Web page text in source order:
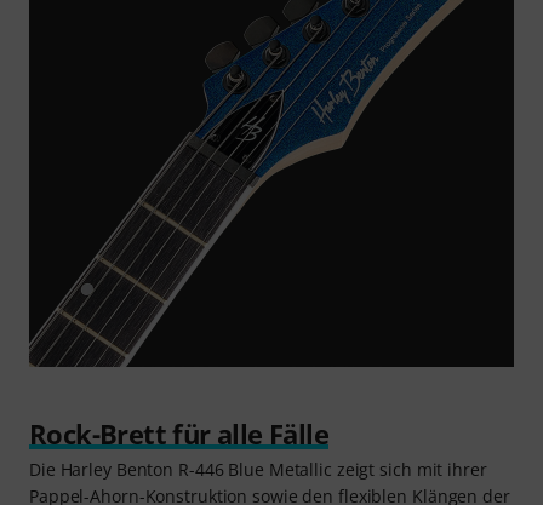
Rock-Brett für alle Fälle
Die Harley Benton R-446 Blue Metallic zeigt sich mit ihrer
Pappel-Ahorn-Konstruktion sowie den flexiblen Klängen der